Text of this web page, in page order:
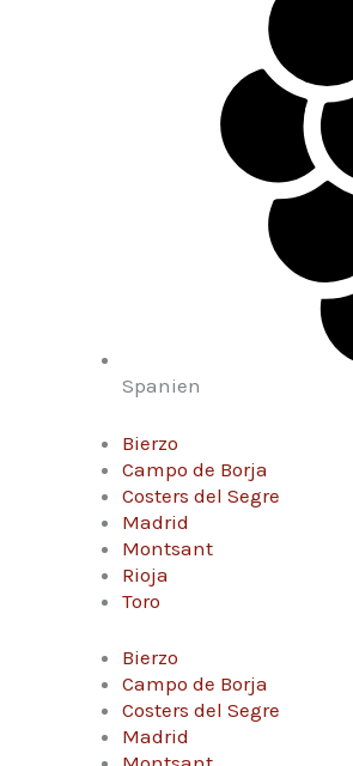
Spanien
Bierzo
Campo de Borja
Costers del Segre
Madrid
Montsant
Rioja
Toro
Bierzo
Campo de Borja
Costers del Segre
Madrid